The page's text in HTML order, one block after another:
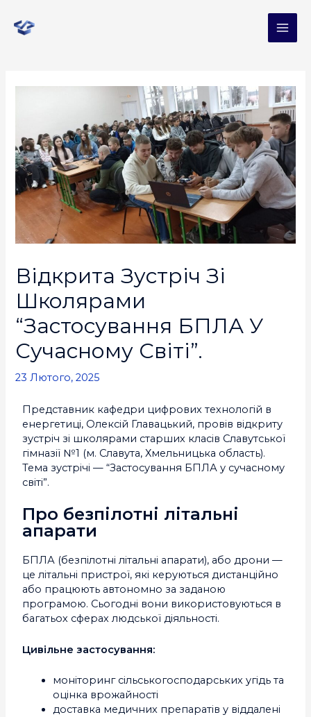
Відкрита Зустріч Зі
Школярами
“Застосування БПЛА У
Сучасному Світі”.
23 Лютого, 2025
Представник кафедри цифрових технологій в
енергетиці, Олексій Главацький, провів відкриту
зустріч зі школярами старших класів Славутської
гімназії №1 (м. Славута, Хмельницька область).
Тема зустрічі — “Застосування БПЛА у сучасному
світі”.
Про безпілотні літальні
апарати
БПЛА (безпілотні літальні апарати), або дрони —
це літальні пристрої, які керуються дистанційно
або працюють автономно за заданою
програмою. Сьогодні вони використовуються в
багатьох сферах людської діяльності.
Цивільне застосування:
моніторинг сільськогосподарських угідь та
оцінка врожайності
доставка медичних препаратів у віддалені